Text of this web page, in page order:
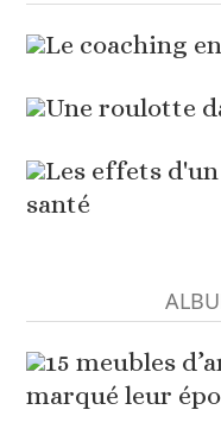
Le coaching
Une roulotte
Les effets
santé
15 meubles
marqué leur